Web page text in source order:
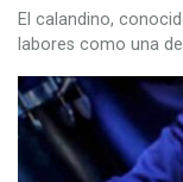
El calandino,
labores como una